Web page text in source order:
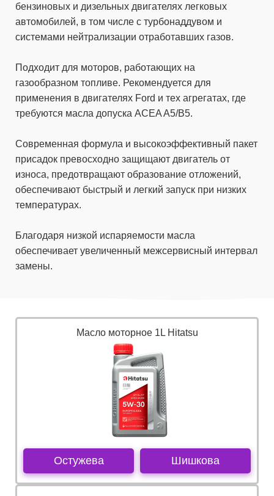
бензиновых и дизельных двигателях легковых
автомобилей, в том числе с турбонаддувом и
системами нейтрализации отработавших газов.
Подходит для моторов, работающих на
газообразном топливе. Рекомендуется для
применения в двигателях Ford и тех агрегатах, где
требуются масла допуска ACEA A5/B5.
Современная формула и высокоэффективный пакет
присадок превосходно защищают двигатель от
износа, предотвращают образование отложений,
обеспечивают быстрый и легкий запуск при низких
температурах.
Благодаря низкой испаряемости масла
обеспечивает увеличенный межсервисный интервал
замены.
Масло моторное 1L Hitatsu
Остужева Шишкова